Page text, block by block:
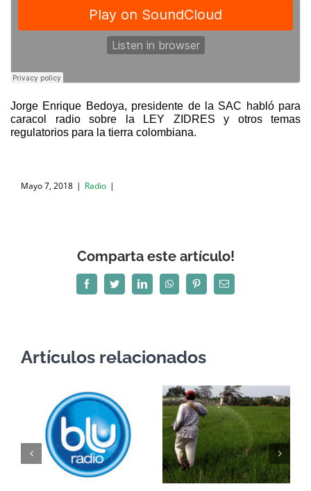
Jorge Enrique Bedoya, presidente de la SAC habló para
caracol radio sobre la LEY ZIDRES y otros temas
regulatorios para la tierra colombiana.
Mayo 7, 2018 | Radio |
Comparta este artículo!
FacebookTwitterLinkedInWhatsAppPinterestCorreo
electrónico
Artículos relacionados